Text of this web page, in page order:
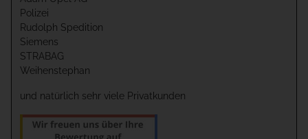
Polizei
Rudolph Spedition
Siemens
STRABAG
Weihenstephan
und natürlich sehr viele Privatkunden